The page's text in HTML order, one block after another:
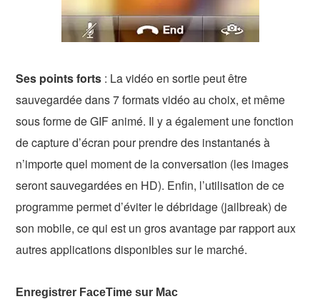
Ses points forts : La vidéo en sortie peut être
sauvegardée dans 7 formats vidéo au choix, et même
sous forme de GIF animé. Il y a également une fonction
de capture d’écran pour prendre des instantanés à
n’importe quel moment de la conversation (les images
seront sauvegardées en HD). Enfin, l’utilisation de ce
programme permet d’éviter le débridage (jailbreak) de
son mobile, ce qui est un gros avantage par rapport aux
autres applications disponibles sur le marché.
Enregistrer FaceTime sur Mac